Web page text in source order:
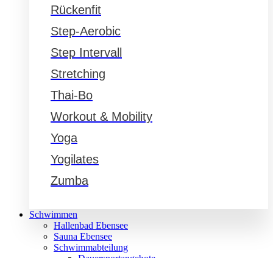
Rückenfit
Step-Aerobic
Step Intervall
Stretching
Thai-Bo
Workout & Mobility
Yoga
Yogilates
Zumba
Schwimmen
Hallenbad Ebensee
Sauna Ebensee
Schwimmabteilung